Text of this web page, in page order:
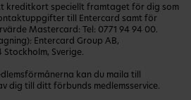
kreditkort speciellt framtaget för dig som
till Entercard samt för
Mastercard: Tel: 0771 94 94 00.
Entercard Group AB,
Sverige.
kan du maila till
dig till ditt förbunds medlemsservice.